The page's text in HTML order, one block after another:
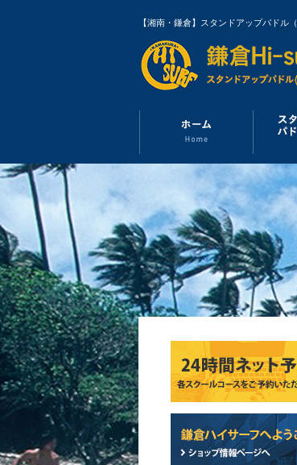
【湘南・鎌倉】スタンドアップパドル